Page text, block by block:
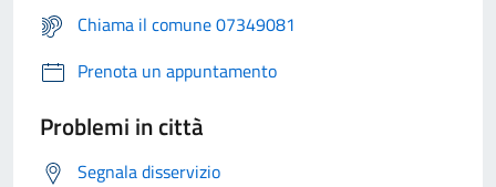
Chiama il comune 07349081
Prenota un appuntamento
Problemi in città
Segnala disservizio